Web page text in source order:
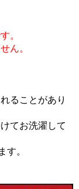
。
ん。
ることがあり
てお洗濯して
す。